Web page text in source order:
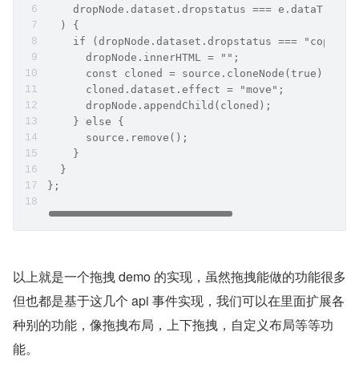
dropNode.dataset.dropstatus ===
  ) {
if (dropNode.dataset.dropstatus === "copy")
      dropNode.innerHTML = "";
      const cloned = source.cloneNode(true);
      cloned.dataset.effect = "move";
      dropNode.appendChild(cloned);
    } else {
      source.remove();
    }
  }
};
以上就是一个拖拽 demo 的实现，虽然拖拽能做的功能很多
但也都是基于这几个 api 事件实现，我们可以在里面扩展各
种别的功能，像拖拽布局，上下拖拽，自定义布局等等功
能。